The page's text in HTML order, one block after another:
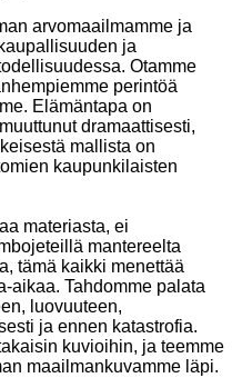
arvomaailmamme ja
ja
Otamme
perintöä
Elämäntapa on
dramaattisesti,
mallista on
kaupunkilaisten
materiasta, ei
mantereelta
tämä kaikki menettää
aikaa. Tahdomme palata
luovuuteen,
ja ennen katastrofia.
kuvioihin, ja teemme
maailmankuvamme läpi.